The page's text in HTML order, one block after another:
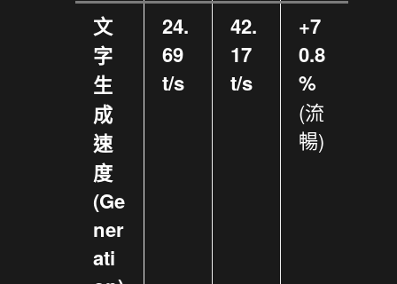
文
字
生
成
速
度
(Ge
ner
ati
24.
69
t/s
42.
17
t/s
+7
0.8
%
(流
暢)